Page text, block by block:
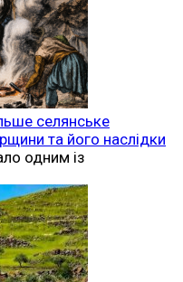
селянське
та його наслідки
одним із